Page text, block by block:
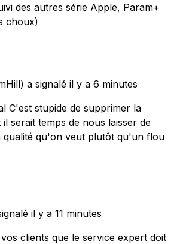
des autres série Apple, Param+
choux)
a signalé il y a 6 minutes
C'est stupide de supprimer la
serait temps de nous laisser de
qualité qu'on veut plutôt qu'un flou
il y a 11 minutes
clients que le service expert doit